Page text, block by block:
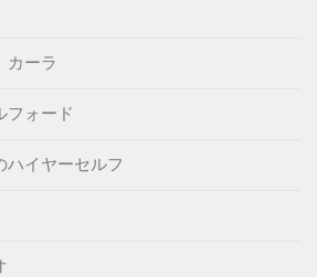
カーラ
フォード
ハイヤーセルフ